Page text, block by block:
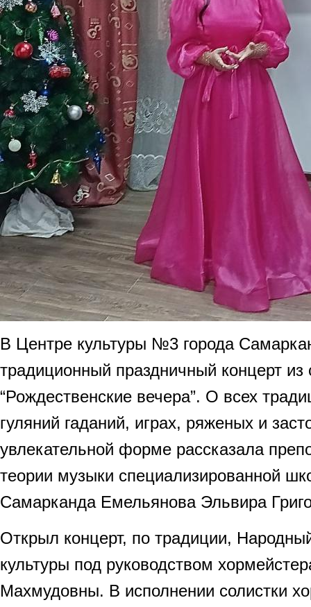
В Центре культуры №3 города
традиционный праздничный концерт из
“Рождественские вечера”. О всех
гуляний гаданий, играх, ряженых и
увлекательной форме рассказала
теории музыки специализированной
Самарканда Емельянова Эльвира
Открыл концерт, по традиции,
культуры под руководством
Махмудовны. В исполнении солистки